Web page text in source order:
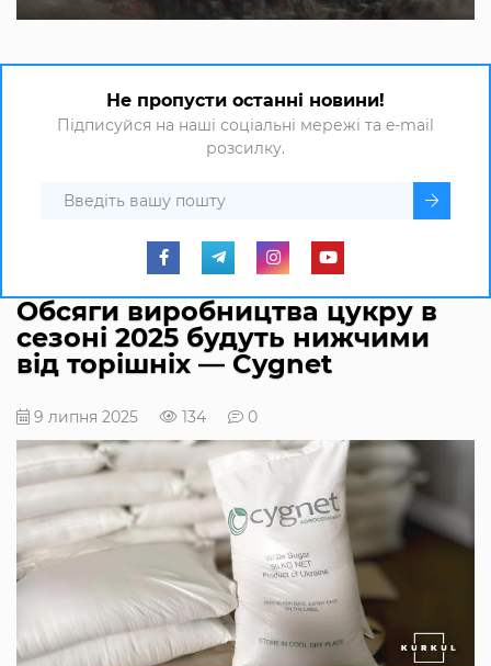
Не пропусти останні новини!
Підписуйся на наші соціальні мережі та e-mail
розсилку.
Обсяги виробництва цукру в
сезоні 2025 будуть нижчими
від торішніх — Cygnet
9 липня 2025 134 0